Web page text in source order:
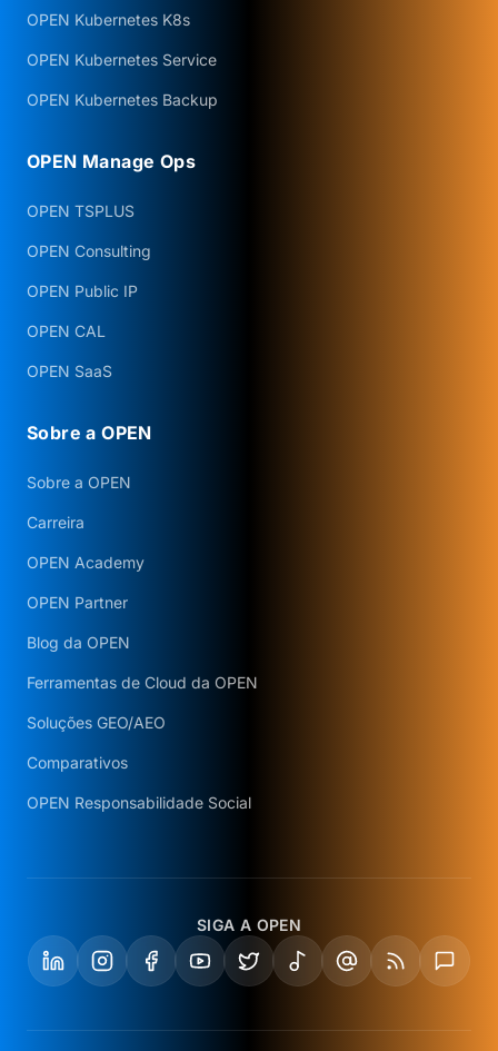
OPEN Kubernetes K8s
OPEN Kubernetes Service
OPEN Kubernetes Backup
OPEN Manage Ops
OPEN TSPLUS
OPEN Consulting
OPEN Public IP
OPEN CAL
OPEN SaaS
Sobre a OPEN
Sobre a OPEN
Carreira
OPEN Academy
OPEN Partner
Blog da OPEN
Ferramentas de Cloud da OPEN
Soluções GEO/AEO
Comparativos
OPEN Responsabilidade Social
SIGA A OPEN